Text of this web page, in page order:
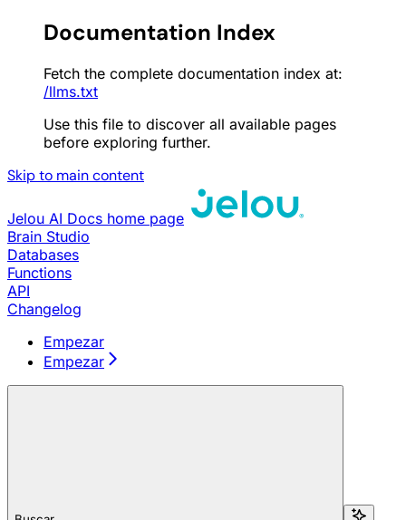
Documentation Index
Fetch the complete documentation index at:
/llms.txt
Use this file to discover all available pages
before exploring further.
Skip to main content
Jelou AI Docs home page
Brain Studio
Databases
Functions
API
Changelog
Empezar
Empezar